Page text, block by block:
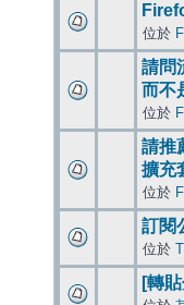
位於
請問
而不
位於
請推
擴充
位於
訂閱
位於
[轉